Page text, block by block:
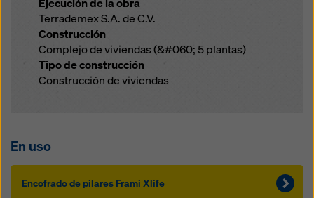
Ejecución de la obra
Terrademex S.A. de C.V.
Construcción
Complejo de viviendas (&#060; 5 plantas)
Tipo de construcción
Construcción de viviendas
En uso
Encofrado de pilares Frami Xlife